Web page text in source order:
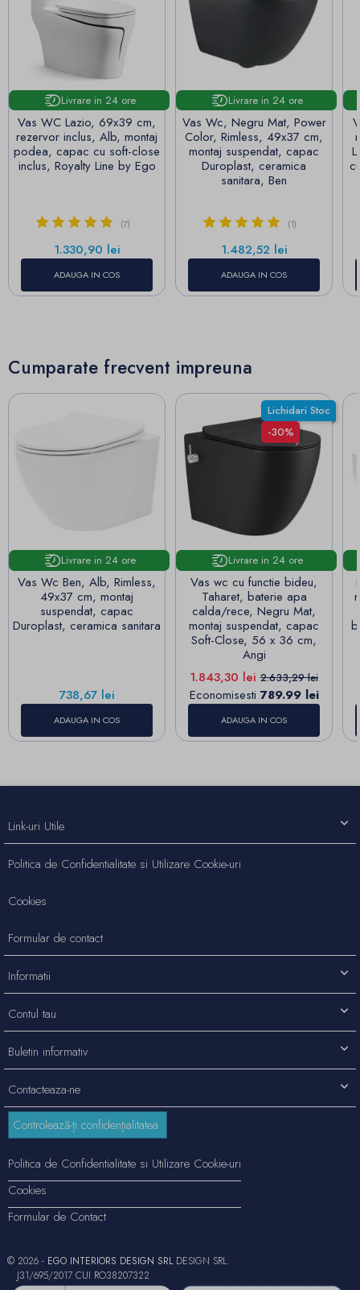
Livrare in 24 ore
Vas WC Lazio, 69x39 cm,
rezervor inclus, Alb, montaj
podea, capac cu soft-close
inclus, Royalty Line by Ego
(7)
Pret
1.330,90 lei
ADAUGA IN COS
Livrare in 24 ore
Vas Wc, Negru Mat, Power
Color, Rimless, 49x37 cm,
montaj suspendat, capac
Duroplast, ceramica
sanitara, Ben
(1)
Pret
1.482,52 lei
ADAUGA IN COS
Cumparate frecvent impreuna
Livrare in 24 ore
Vas Wc Ben, Alb, Rimless,
49x37 cm, montaj
suspendat, capac
Duroplast, ceramica sanitara
Pret
738,67 lei
ADAUGA IN COS
Lichidari Stoc
-30%
Livrare in 24 ore
Vas wc cu functie bideu,
Taharet, baterie apa
calda/rece, Negru Mat,
montaj suspendat, capac
Soft-Close, 56 x 36 cm,
Angi
Pret
1.843,30 lei Pret de baza
2.633,29 lei
Economisesti 789.99 lei
ADAUGA IN COS
Contacteaza-ne
Link-uri Utile
Politica de Confidentialitate si Utilizare Cookie-uri
Cookies
Formular de contact
Informatii
Contul tau
Buletin informativ
Controlează-ți confidențialitatea
Politica de Confidentialitate si Utilizare Cookie-uri
Cookies
Formular de Contact
© 2026 - EGO INTERIORS DESIGN SRLDESIGN SRL.
J31/695/2017 CUI RO38207322